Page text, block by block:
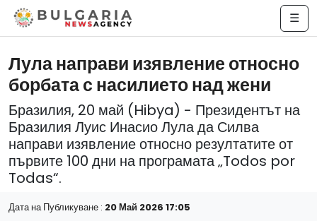
☰
Лула направи изявление относно
борбата с насилието над жени
Бразилия, 20 май (Hibya) - Президентът на
Бразилия Луис Инасио Лула да Силва
направи изявление относно резултатите от
първите 100 дни на програмата „Todos por
Todas“.
Дата на Публикуване : 20 Май 2026 17:05